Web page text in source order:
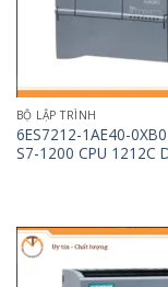
BỘ LẬP TRÌNH
6ES7212-1AE40-
S7-1200 CPU 1212C